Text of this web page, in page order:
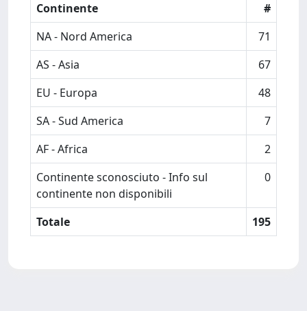
Continente
#
NA - Nord America
71
AS - Asia
67
EU - Europa
48
SA - Sud America
7
AF - Africa
2
Continente sconosciuto - Info sul
continente non disponibili
0
Totale 195